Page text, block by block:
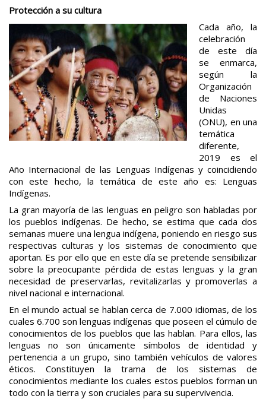
Protección a su cultura
Cada año, la
celebración
de este día
se enmarca,
según la
Organización
de Naciones
Unidas
(ONU), en una
temática
diferente,
2019 es el
Año Internacional de las Lenguas Indígenas y coincidiendo
con este hecho, la temática de este año es: Lenguas
Indígenas.
La gran mayoría de las lenguas en peligro son habladas por
los pueblos indígenas. De hecho, se estima que cada dos
semanas muere una lengua indígena, poniendo en riesgo sus
respectivas culturas y los sistemas de conocimiento que
aportan. Es por ello que en este día se pretende sensibilizar
sobre la preocupante pérdida de estas lenguas y la gran
necesidad de preservarlas, revitalizarlas y promoverlas a
nivel nacional e internacional.
En el mundo actual se hablan cerca de 7.000 idiomas, de los
cuales 6.700 son lenguas indígenas que poseen el cúmulo de
conocimientos de los pueblos que las hablan. Para ellos, las
lenguas no son únicamente símbolos de identidad y
pertenencia a un grupo, sino también vehículos de valores
éticos. Constituyen la trama de los sistemas de
conocimientos mediante los cuales estos pueblos forman un
todo con la tierra y son cruciales para su supervivencia.